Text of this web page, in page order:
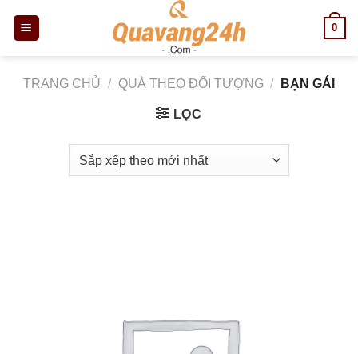
0
TRANG CHỦ / QUÀ THEO ĐỐI TƯỢNG / BẠN GÁI
LỌC